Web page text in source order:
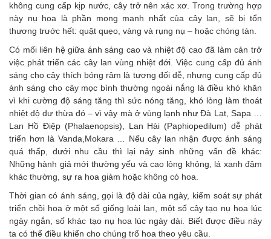
không cung cấp kịp nước, cây trở nên xác xơ. Trong trường hợp
này nụ hoa là phần mong manh nhất của cây lan, sẽ bị tổn
thương trước hết: quặt quẹo, vàng và rụng nụ – hoặc chóng tàn.
Có mối liên hệ giữa ánh sáng cao và nhiệt độ cao đã làm cản trở
việc phát triển các cây lan vùng nhiệt đới. Việc cung cấp đủ ánh
sáng cho cây thích bóng râm là tương đối dễ, nhưng cung cấp đủ
ánh sáng cho cây mọc bình thường ngoài nắng là điều khó khăn
vì khi cường độ sáng tăng thì sức nóng tăng, khó lòng làm thoát
nhiệt độ dư thừa đó – vì vậy mà ở vùng lạnh như Đà Lạt, Sapa …
Lan Hồ Điệp (Phalaenopsis), Lan Hài (Paphiopedilum) dễ phát
triển hơn là Vanda,Mokara … Nếu cây lan nhận được ánh sáng
quá thấp, dưới nhu cầu thì lại nảy sinh những vấn đề khác:
Những hành giả mới thường yếu và cao lỏng khỏng, lá xanh đậm
khác thường, sự ra hoa giảm hoặc không có hoa.
Thời gian có ánh sáng, gọi là độ dài của ngày, kiểm soát sự phát
triển chồi hoa ở một số giống loài lan, một số cây tạo nụ hoa lúc
ngày ngắn, số khác tạo nụ hoa lúc ngày dài. Biết được điều này
ta có thể điều khiển cho chúng trổ hoa theo yêu cầu.